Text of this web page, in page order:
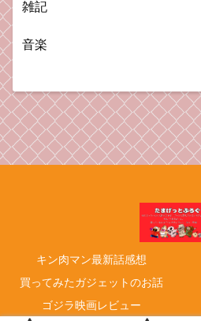
雑記
音楽
キン肉マン最新話感想
買ってみたガジェットのお話
ゴジラ映画レビュー